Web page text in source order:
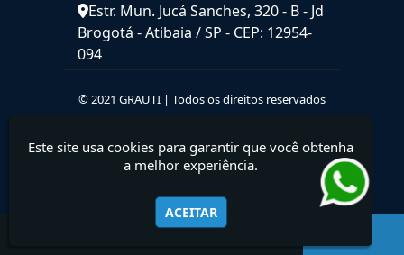
Estr. Mun. Jucá Sanches, 320 - B - Jd
Brogotá - Atibaia / SP - CEP: 12954-
094
© 2021 GRAUTI | Todos os direitos reservados
Este site usa cookies para garantir que você obtenha
a melhor experiência.
ACEITAR